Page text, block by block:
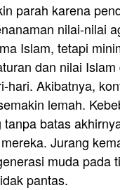
parah karena
nilai-nilai
Islam, tetapi
dan nilai Islam
hari. Akibatnya,
lemah.
batas
Jurang
muda pada
pantas.